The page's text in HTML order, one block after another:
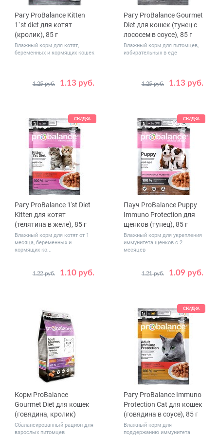
Рагу ProBalance Kitten
1`st diet для котят
(кролик), 85 г
Влажный корм для котят,
беременных и кормящих кошек
1.13 руб.
1.25 руб.
Количество
1 28
Рагу ProBalance Gourmet
Diet для кошек (тунец с
лососем в соусе), 85 г
Влажный корм для питомцев,
избирательных в еде
1.13 руб.
1.25 руб.
Количество
1 28
СКИДКА
Рагу ProBalance 1'st Diet
Kitten для котят
(телятина в желе), 85 г
Влажный корм для котят от 1
месяца, беременных и
кормящих ко...
1.10 руб.
1.22 руб.
Количество
1 28
СКИДКА
Пауч ProBalance Puppy
Immuno Protection для
щенков (тунец), 85 г
Влажный корм для укрепления
иммунитета щенков с 2
месяцев
1.09 руб.
1.21 руб.
Количество
1 28
Корм ProBalance
Gourmet Diet для кошек
(говядина, кролик)
Сбалансированный рацион для
взрослых питомцев
СКИДКА
Рагу ProBalance Immuno
Protection Cat для кошек
(говядина в соусе), 85 г
Влажный корм для
поддержанию иммунитета